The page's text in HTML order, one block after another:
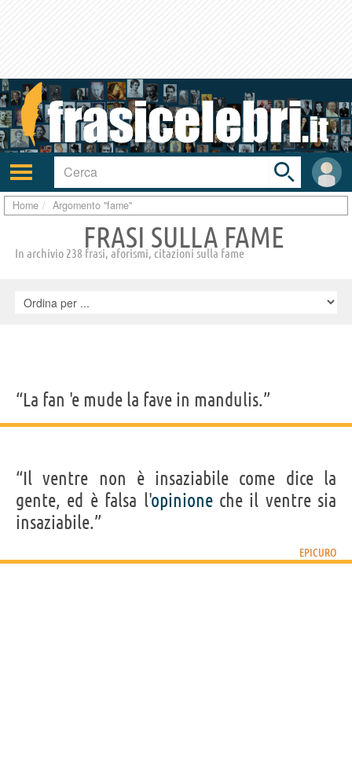
Attiva/disattiva
navigazione
User
area
Toggle
search
bar
Home Argomento "fame"
FRASI SULLA FAME
In archivio 238 frasi, aforismi, citazioni sulla fame
“La fan 'e mude la fave in mandulis.”
“Il ventre non è insaziabile come dice la
gente, ed è falsa l'opinioneche il ventre sia
insaziabile.”
EPICURO